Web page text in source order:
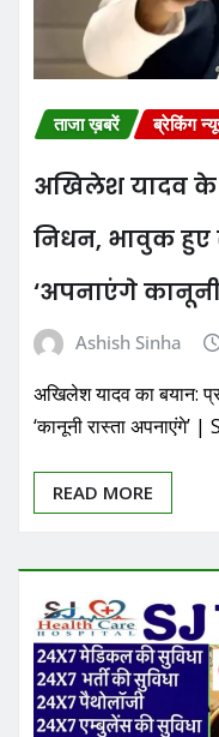
ताजा ख़बरें ब्रेकिंग
अखिलेश यादव के
निधन, भावुक हुए
‘अपनाएंगे कानूनी
Ashish Sinha
अखिलेश यादव का बयान:
‘कानूनी रास्ता
READ MORE